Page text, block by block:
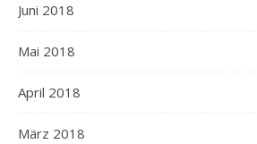
Juni 2018
Mai 2018
April 2018
März 2018